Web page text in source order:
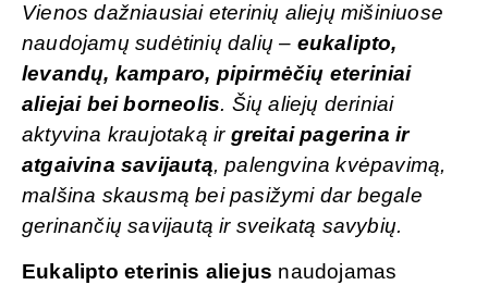
Vienos dažniausiai eterinių aliejų mišiniuose
naudojamų sudėtinių dalių – eukalipto,
levandų, kamparo, pipirmėčių eteriniai
aliejai bei borneolis. Šių aliejų deriniai
aktyvina kraujotaką irgreitai pagerina ir
atgaivina savijautą, palengvina kvėpavimą,
malšina skausmą bei pasižymi dar begale
gerinančių savijautą ir sveikatą savybių.
Eukalipto eterinis aliejus naudojamas